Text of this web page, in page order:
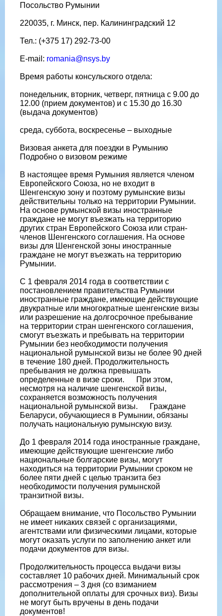
Посольство Румынии
220035, г. Минск, пер. Калининградский 12
Тел.: (+375 17) 292-73-00
E-mail: romania@nsys.by
Время работы консульского отдела:
понедельник, вторник, четверг, пятница с 9.00 до
12.00 (прием документов) и с 15.30 до 16.30
(выдача документов)
среда, суббота, воскресенье – выходные
Визовая анкета для поездки в Румынию
Подробно о визовом режиме
В настоящее время Румыния является членом
Европейского Союза, но не входит в
Шенгенскую зону и поэтому румынские визы
действительны только на территории Румынии.
На основе румынской визы иностранные
граждане не могут въезжать на территорию
других стран Европейского Союза или стран-
членов Шенгенского соглашения. На основе
визы для Шенгенской зоны иностранные
граждане не могут въезжать на территорию
Румынии.
С 1 февраля 2014 года в соответствии с
постановлением правительства Румынии
иностранные граждане, имеющие действующие
двукратные или многократные шенгенские визы
или разрешение на долгосрочное пребывание
на территории стран шенгенского соглашения,
смогут въезжать и пребывать на территории
Румынии без необходимости получения
национальной румынской визы не более 90 дней
в течение 180 дней. Продолжительность
пребывания не должна превышать
определенные в визе сроки. При этом,
несмотря на наличие шенгенской визы,
сохраняется возможность получения
национальной румынской визы. Граждане
Беларуси, обучающиеся в Румынии, обязаны
получать национальную румынскую визу.
До 1 февраля 2014 года иностранные граждане,
имеющие действующие шенгенские либо
национальные болгарские визы, могут
находиться на территории Румынии сроком не
более пяти дней с целью транзита без
необходимости получения румынской
транзитной визы.
Обращаем внимание, что Посольство Румынии
не имеет никаких связей с организациями,
агентствами или физическими лицами, которые
могут оказать услуги по заполнению анкет или
подачи документов для визы.
Продолжительность процесса выдачи визы
составляет 10 рабочих дней. Минимальный срок
рассмотрения – 3 дня (со взиманием
дополнительной оплаты для срочных виз). Визы
не могут быть вручены в день подачи
документов!